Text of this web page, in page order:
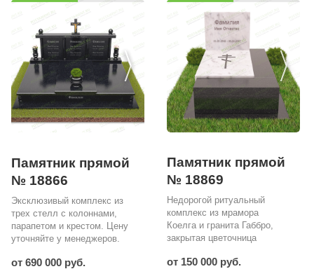
Памятник прямой
№ 18866
Эксклюзивый комплекс из
трех стелл с колоннами,
парапетом и крестом. Цену
уточняйте у менеджеров.
от 690 000 руб.
Памятник прямой
№ 18869
Недорогой ритуальный
комплекс из мрамора
Коелга и гранита Габбро,
закрытая цветочница
от 150 000 руб.